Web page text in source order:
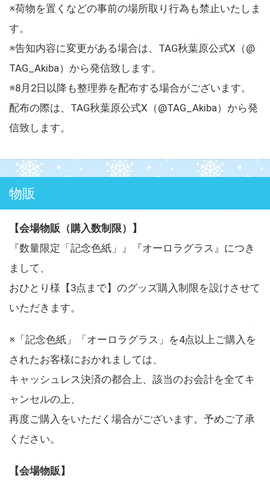
※荷物を置くなどの事前の場所取り行為も禁止いたしま
す。
※告知内容に変更がある場合は、TAG秋葉原公式X（@
TAG_Akiba）から発信致します。
※8月2日以降も整理券を配布する場合がございます。
配布の際は、TAG秋葉原公式X（@TAG_Akiba）から発
信致します。
物販
【会場物販（購入数制限）】
『数量限定「記念色紙」』『オーロラグラス』につき
まして、
おひとり様【3点まで】のグッズ購入制限を設けさせて
いただきます。
※「記念色紙」「オーロラグラス」を4点以上ご購入を
されたお客様におかれましては、
キャッシュレス決済の都合上、該当のお会計を全てキ
ャンセルの上、
再度ご購入をいただく場合がございます。予めご了承
ください。
【会場物販】